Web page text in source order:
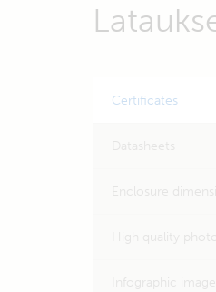
Certificates